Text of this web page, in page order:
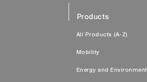
Products
All Products (A-Z)
Mobility
Energy and Environment